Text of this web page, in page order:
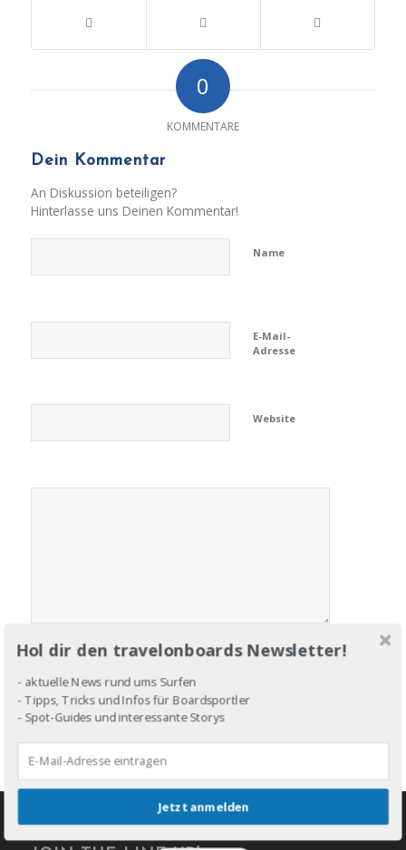
0
KOMMENTARE
Dein Kommentar
An Diskussion beteiligen?
Hinterlasse uns Deinen Kommentar!
Name
E-Mail-
Adresse
Website
Hol dir den travelonboards Newsletter!
- aktuelle News rund ums Surfen
- Tipps, Tricks und Infos für Boardsportler
- Spot-Guides und interessante Storys
Jetzt anmelden